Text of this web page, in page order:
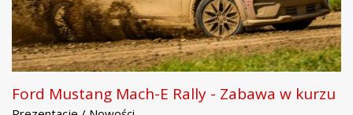
Ford Mustang Mach-E Rally - Zabawa w kurzu